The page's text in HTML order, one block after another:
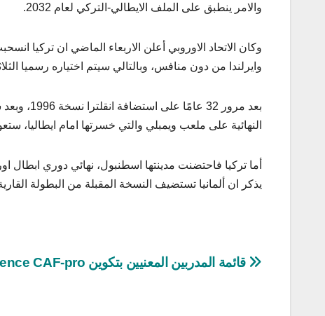
والامر ينطبق على الملف الايطالي-التركي لعام 2032.
وايرلندا من دون منافس، وبالتالي سيتم اختياره رسميا
النهائية على ملعب ويمبلي والتي خسرتها امام ايطاليا، ستعود
أما تركيا فاحتضنت مدينتها اسطنبول، نهائي دوري ابطال
يذكر ان ألمانيا تستضيف النسخة المقبلة من البطولة القارية من 14 جوان الى 14 جويلية
تصفّح
قائمة المدربين المعنيين بتكوين licence CAF-pro